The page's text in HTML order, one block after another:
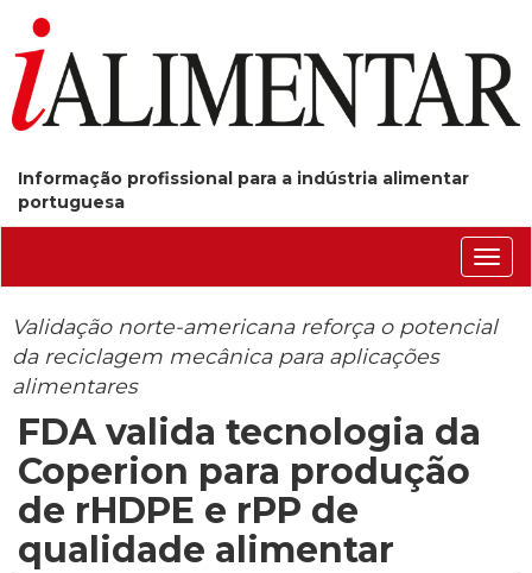
Informação profissional para a indústria alimentar
portuguesa
Validação norte-americana reforça o potencial
da reciclagem mecânica para aplicações
alimentares
FDA valida tecnologia da
Coperion para produção
de rHDPE e rPP de
qualidade alimentar